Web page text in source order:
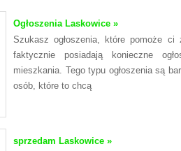
Ogłoszenia Laskowice »
Szukasz ogłoszenia, które pomoże ci
faktycznie posiadają konieczne
mieszkania. Tego typu ogłoszenia są
osób, które to chcą
sprzedam Laskowice »